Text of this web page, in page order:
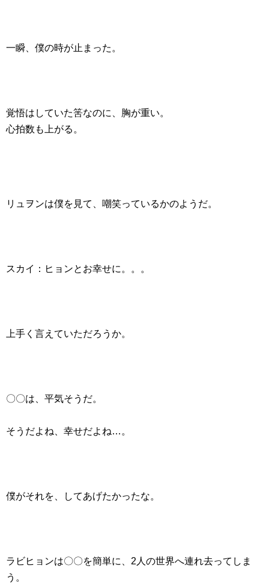
一瞬、僕の時が止まった。
覚悟はしていた筈なのに、胸が重い。
心拍数も上がる。
リュヲンは僕を見て、嘲笑っているかのようだ。
スカイ：ヒョンとお幸せに。。。
上手く言えていただろうか。
〇〇は、平気そうだ。
そうだよね、幸せだよね…。
僕がそれを、してあげたかったな。
ラビヒョンは〇〇を簡単に、2人の世界へ連れ去ってしま
う。